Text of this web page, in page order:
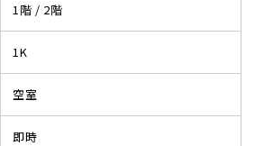
1階 / 2階
1K
空室
即時